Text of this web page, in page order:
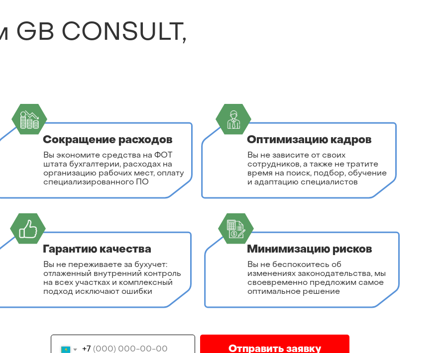
GB CONSULT,
Сокращение расходов
Вы экономите средства на ФОТ
штата бухгалтерии, расходах на
организацию рабочих мест, оплату
специализированного ПО
Оптимизацию кадров
Вы не зависите от своих
сотрудников, а также не тратите
время на поиск, подбор, обучение
и адаптацию специалистов
Гарантию качества
Вы не переживаете за бухучет:
отлаженный внутренний контроль
на всех участках и комплексный
подход исключают ошибки
Минимизацию рисков
Вы не беспокоитесь об
изменениях законодательства, мы
своевременно предложим самое
оптимальное решение
+7 Отправить заявку